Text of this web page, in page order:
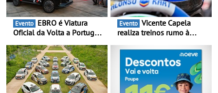
Evento
Oficial da Volta a Portugal
presença nacional ao lado
da mítica prova de ciclismo
e leva a sua gama SUV
multi-energia às estradas
de Portugal
Evento
realiza treinos rumo à
Portugal Karting e mira boa
estreia - O Campeonato
Portugal Karting 2026
decorre entre 1 de Março e
6 de Setembro